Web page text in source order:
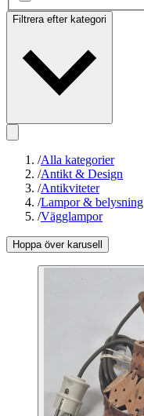
Filtrera efter kategori
/Alla kategorier
/Antikt & Design
/Antikviteter
/Lampor & belysning
/Vägglampor
Hoppa över karusell